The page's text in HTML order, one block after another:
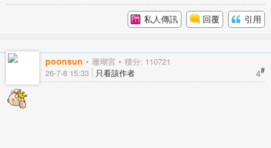
私人傳訊 回覆 引用
poonsun 珊瑚宮 積分: 110721
4#
26-7-8 15:33 只看該作者